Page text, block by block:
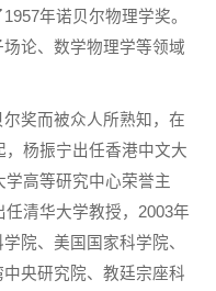
年诺贝尔物理学奖。
论、数学物理学等领域
奖而被众人所熟知，在
，杨振宁出任香港中文大
高等研究中心荣誉主
清华大学教授，2003年
院、美国国家科学院、
央研究院、教廷宗座科